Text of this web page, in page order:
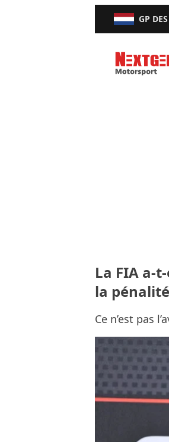
GP
Nextgen-
La FIA a-
la
Ce n’est pas